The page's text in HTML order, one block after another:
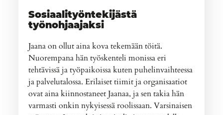
Sosiaalityöntekijästä
työnohjaajaksi
Jaana on ollut aina kova tekemään töitä.
Nuorempana hän työskenteli monissa eri
tehtävissä ja työpaikoissa kuten puhelinvaihteessa
ja palvelutalossa. Erilaiset tiimit ja organisaatiot
ovat aina kiinnostaneet Jaanaa, ja sen takia hän
varmasti onkin nykyisessä roolissaan. Varsinaisen